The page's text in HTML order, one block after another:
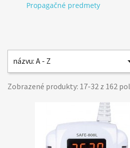
Propagačné predmety
názvu: A - Z
Zobrazené produkty: 17-32 z 162